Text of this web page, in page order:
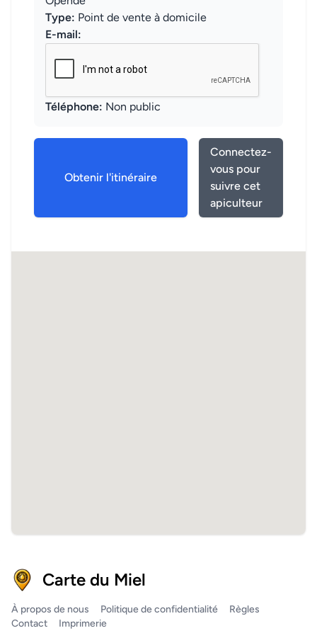
Type: Point de vente à domicile
E-mail:
Téléphone: Non public
Obtenir l'itinéraire
Connectez-
vous pour
suivre cet
apiculteur
Carte du Miel
À propos de nous Politique de confidentialité
Règles
Contact
Imprimerie